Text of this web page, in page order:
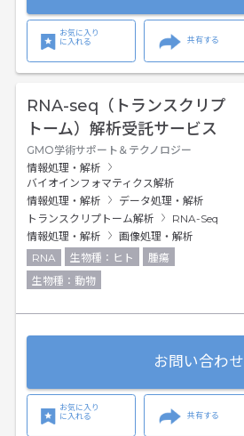
お気に入り
に入れる
共有する
RNA-seq（トランスクリプ
トーム）解析受託サービス
GMO学術サポート＆テクノロジー
情報処理・解析
バイオインフォマティクス解析
情報処理・解析
データ処理・解析
トランスクリプトーム解析
RNA-Seq
情報処理・解析
画像処理・解析
RNA
生物種：ヒト
腫瘍
生物種：動物
お問い合わせ
お気に入り
に入れる
共有する